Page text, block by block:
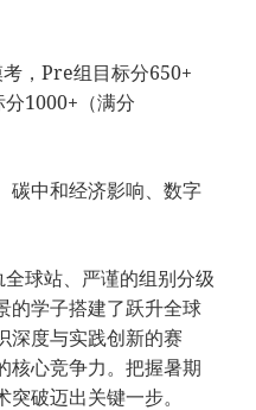
，Pre组目标分650+
分1000+（满分
碳中和经济影响、数字
球站、严谨的组别分级
的学子搭建了跃升全球
深度与实践创新的赛
核心竞争力。把握暑期
破迈出关键一步。